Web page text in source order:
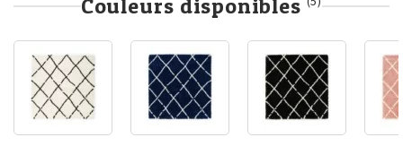
Couleurs disponibles